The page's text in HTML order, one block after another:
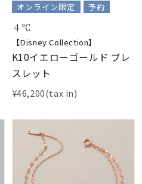
～
オンライン限定 予約
４℃
【Disney Collection】
K10イエローゴールド ブレ
スレット
¥46,200(tax in)